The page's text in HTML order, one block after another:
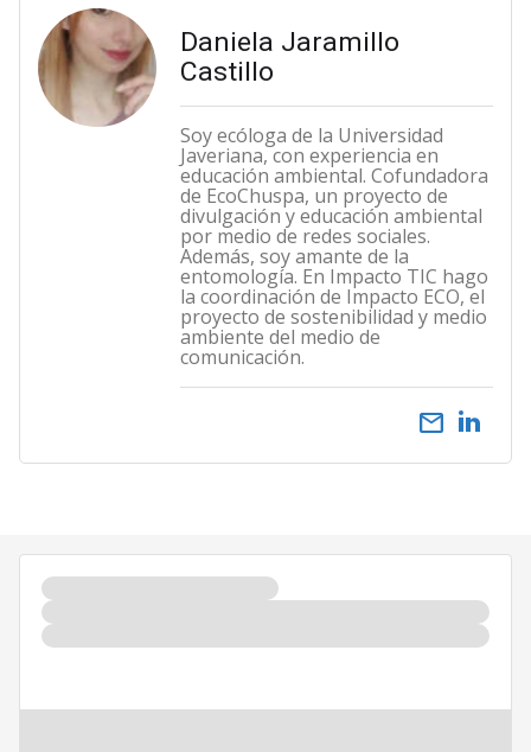
Daniela Jaramillo
Castillo
Soy ecóloga de la Universidad
Javeriana, con experiencia en
educación ambiental. Cofundadora
de EcoChuspa, un proyecto de
divulgación y educación ambiental
por medio de redes sociales.
Además, soy amante de la
entomología. En Impacto TIC hago
la coordinación de Impacto ECO, el
proyecto de sostenibilidad y medio
ambiente del medio de
comunicación.
email